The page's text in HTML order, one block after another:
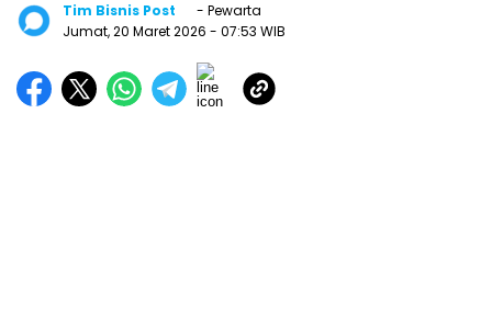
Tim Bisnis Post
- Pewarta
Jumat, 20 Maret 2026 - 07:53 WIB